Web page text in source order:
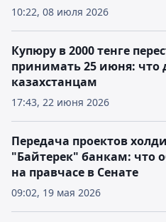
10:22, 08 июля 2026
17:43, 22 июня 2026
Купюру в 2000 тенге
принимать 25 июня: что
казахстанцам
09:02, 19 мая 2026
Передача проектов
"Байтерек" банкам: что
на правчасе в Сенате